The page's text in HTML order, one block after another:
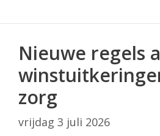
Nieuwe regels
zorg
vrijdag 3 juli 2026